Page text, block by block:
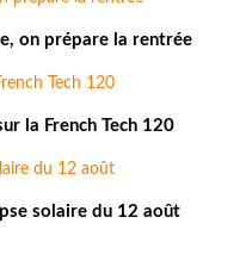
on prépare la rentrée
la French Tech 120
solaire du 12 août